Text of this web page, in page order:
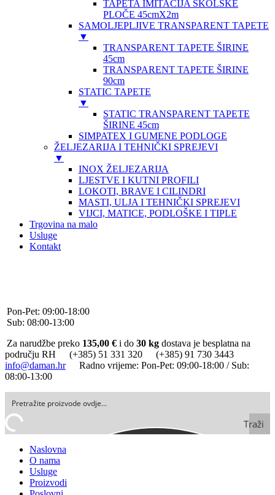
TAPETA IMITACIJA ŠKOLSKE
PLOČE 45cmX2m
SAMOLJEPLJIVE TRANSPARENT TAPETE
▼
TRANSPARENT TAPETE ŠIRINE
45cm
TRANSPARENT TAPETE ŠIRINE
90cm
STATIC TAPETE
▼
STATIC TRANSPARENT TAPETE
ŠIRINE 45cm
SIMPATEX I GUMENE PODLOGE
ŽELJEZARIJA I TEHNIČKI SPREJEVI
▼
INOX ŽELJEZARIJA
LJESTVE I KUTNI PROFILI
LOKOTI, BRAVE I CILINDRI
MASTI, ULJA I TEHNIČKI SPREJEVI
VIJCI, MATICE, PODLOŠKE I TIPLE
Trgovina na malo
Usluge
Kontakt
Pon-Pet: 09:00-18:00
Sub: 08:00-13:00
Za narudžbe preko 135,00 € i do 30 kg dostava je besplatna na
području RH
(+385) 51 331 320
(+385) 91 730 3443
info@daman.hr
Radno vrijeme: Pon-Pet: 09:00-18:00 / Sub:
08:00-13:00
Traži
Naslovna
O nama
Usluge
Proizvodi